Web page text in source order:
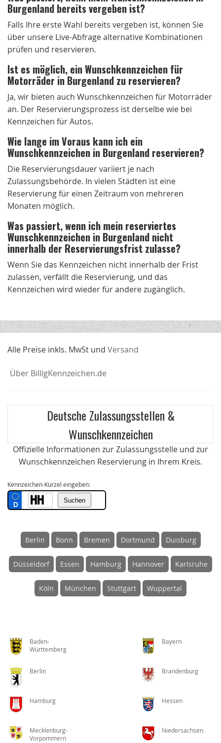
Burgenland bereits vergeben ist?
Falls Ihre erste Wahl bereits vergeben ist, können Sie
über unsere Live-Abfrage alternative Kombinationen
prüfen und reservieren.
Ist es möglich, ein Wunschkennzeichen für
Motorräder in Burgenland zu reservieren?
Ja, wir bieten auch Wunschkennzeichen für Motorräder
an. Der Reservierungsprozess ist derselbe wie bei
Kennzeichen für Autos.
Wie lange im Voraus kann ich ein
Wunschkennzeichen in Burgenland reservieren?
Die Reservierungsdauer variiert je nach
Zulassungsbehörde. In vielen Städten ist eine
Reservierung für einen Zeitraum von mehreren
Monaten möglich.
Was passiert, wenn ich mein reserviertes
Wunschkennzeichen in Burgenland nicht
innerhalb der Reservierungsfrist zulasse?
Wenn Sie das Kennzeichen nicht innerhalb der Frist
zulassen, verfällt die Reservierung, und das
Kennzeichen wird wieder für andere zugänglich.
Alle Preise inkls. MwSt und Versand
Über BilligKennzeichen.de
Deutsche Zulassungsstellen &
Wunschkennzeichen
Offizielle Informationen zur Zulassungsstelle und zur
Wunschkennzeichen Reservierung in Ihrem Kreis.
Kennzeichen-Kürzel eingeben:
Berlin Bonn Bremen Dortmund Duisburg
Düsseldorf Essen Hamburg Hannover Karlsruhe
Köln München Stuttgart Wuppertal
Baden-
Württemberg
Bayern
Berlin Brandenburg
Hamburg Hessen
Mecklenburg-
Vorpommern
Niedersachsen